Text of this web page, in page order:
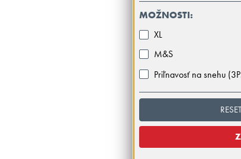
MOŽNOSTI:
XL
M&S
Priľnavosť na snehu